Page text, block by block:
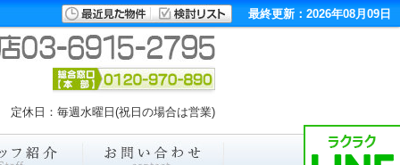
最終更新：2026年08月09日
休日：毎週水曜日(祝日の場合は営業)